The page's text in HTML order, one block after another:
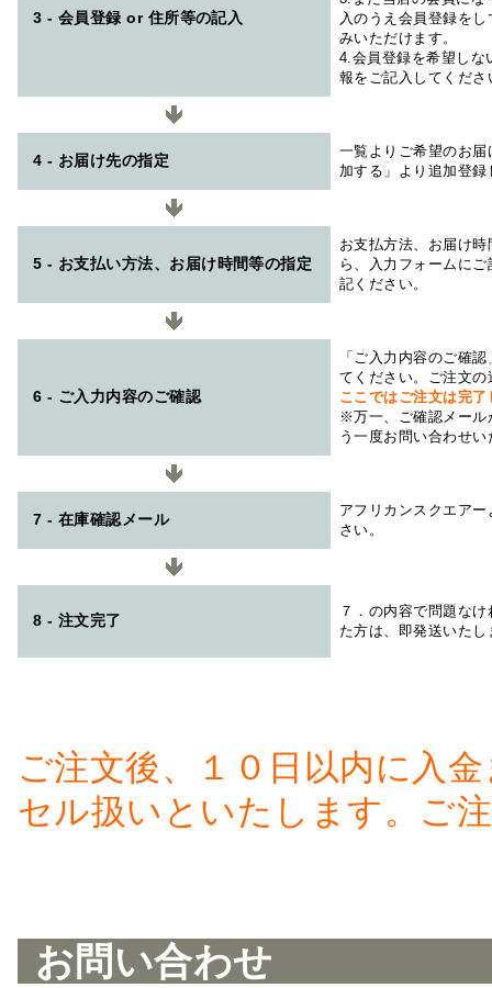
3 - 会員登録 or 住所等の記入
入のうえ会員登録を
みいただけます。
4.会員登録を希望しな
報をご記入してくださ
4 - お届け先の指定
一覧よりご希望のお
加する」より追加登
5 - お支払い方法、お届け時間等の指定
お支払方法、お届け
ら、入力フォームに
記ください。
6 - ご入力内容のご確認
「ご入力内容のご確
てください。ご注文
ここではご注文は完
※万一、ご確認メール
う一度お問い合わせ
7 - 在庫確認メール
アフリカンスクエアー
さい。
8 - 注文完了
７．の内容で問題な
た方は、即発送いたし
ご注文後、１０日以内に入
セル扱いといたします。ご
お問い合わせ